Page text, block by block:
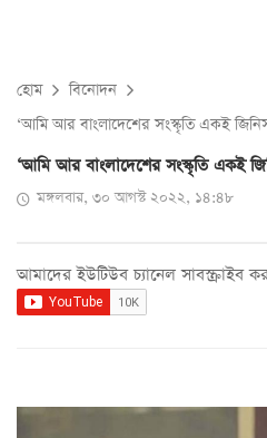
হোম
বিনোদন
‘আমি আর বাংলাদেশের সংস্কৃতি একই
‘আমি আর বাংলাদেশের সংস্কৃতি একই
মঙ্গলবার, ৩০ আগস্ট ২০২২, ১৪:৪৮
আমাদের ইউটিউব চ্যানেল সাবস্ক্রাইব